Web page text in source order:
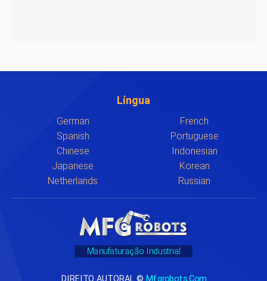
Língua
German
French
Spanish
Portuguese
Chinese
Indonesian
Japanese
Korean
Netherlands
Russian
Manufaturação Industrial
DIREITO AUTORAL © Mfgrobots.com